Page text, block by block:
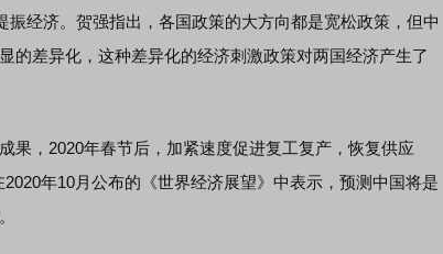
振经济。贺强指出，各国政策的大方向都是宽松政策，但中
的差异化，这种差异化的经济刺激政策对两国经济产生了
，2020年春节后，加紧速度促进复工复产，恢复供应
年10月公布的《世界经济展望》中表示，预测中国将是